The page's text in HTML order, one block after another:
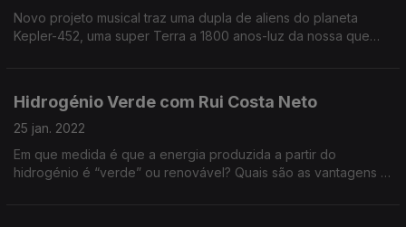
Novo projeto musical traz uma dupla de aliens do planeta
Kepler-452, uma super Terra a 1800 anos-luz da nossa que
Hidrogénio Verde com Rui Costa Neto
25 jan. 2022
Em que medida é que a energia produzida a partir do
hidrogénio é “verde” ou renovável? Quais são as vantagens e